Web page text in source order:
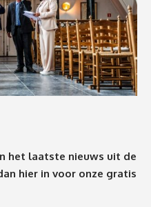
het laatste nieuws uit de
hier in voor onze gratis